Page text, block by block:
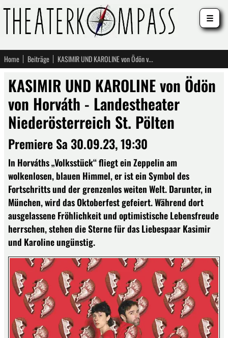
Home Beiträge KASIMIR UND KAROLINE von Ödön von Horváth - Landestheater Niederösterreich St. Pölten
KASIMIR UND KAROLINE von Ödön
von Horváth - Landestheater
Niederösterreich St. Pölten
Premiere Sa 30.09.23, 19:30
In Horváths „Volksstück“ fliegt ein Zeppelin am
wolkenlosen, blauen Himmel, er ist ein Symbol des
Fortschritts und der grenzenlos weiten Welt. Darunter, in
München, wird das Oktoberfest gefeiert. Während dort
ausgelassene Fröhlichkeit und optimistische Lebensfreude
herrschen, stehen die Sterne für das Liebespaar Kasimir
und Karoline ungünstig.
☰